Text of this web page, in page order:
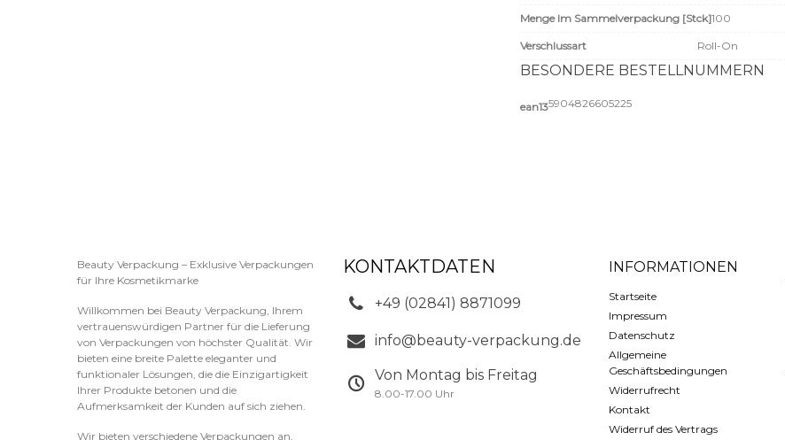
Menge Im Sammelverpackung [Stck]100
Verschlussart Roll-On
BESONDERE BESTELLNUMMERN
ean135904826605225
Beauty Verpackung – Exklusive Verpackungen
für Ihre Kosmetikmarke
Willkommen bei Beauty Verpackung, Ihrem
vertrauenswürdigen Partner für die Lieferung
von Verpackungen von höchster Qualität. Wir
bieten eine breite Palette eleganter und
funktionaler Lösungen, die die Einzigartigkeit
Ihrer Produkte betonen und die
Aufmerksamkeit der Kunden auf sich ziehen.
Wir bieten verschiedene Verpackungen an,
KONTAKTDATEN
+49 (02841) 8871099
info@beauty-verpackung.de
Von Montag bis Freitag
8.00-17.00 Uhr
INFORMATIONEN
Startseite
Impressum
Datenschutz
Allgemeine
Geschäftsbedingungen
Widerrufrecht
Kontakt
Widerruf des Vertrags